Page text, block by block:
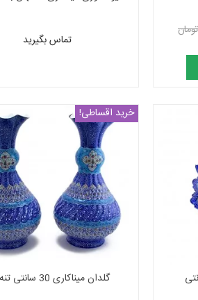
تماس بگیرید
خرید اقساطی!
گلدان میناکاری 30 سانتی تنه گرد